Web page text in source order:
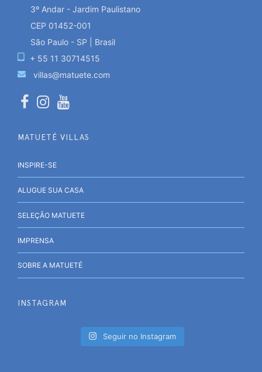
3º Andar - Jardim Paulistano
CEP 01452-001
São Paulo - SP | Brasil
+ 55 11 30714515
villas@matuete.com
MATUETÉ VILLAS
INSPIRE-SE
ALUGUE SUA CASA
SELEÇÃO MATUETE
IMPRENSA
SOBRE A MATUETÉ
INSTAGRAM
Seguir no Instagram